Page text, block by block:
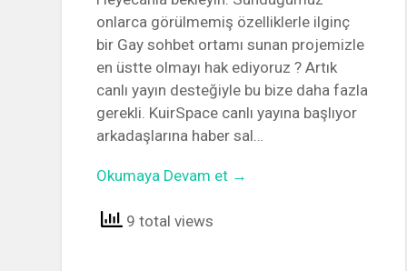
onlarca görülmemiş özelliklerle ilginç
bir Gay sohbet ortamı sunan projemizle
en üstte olmayı hak ediyoruz ? Artık
canlı yayın desteğiyle bu bize daha fazla
gerekli. KuirSpace canlı yayına başlıyor
arkadaşlarına haber sal…
Okumaya Devam et →
9 total views